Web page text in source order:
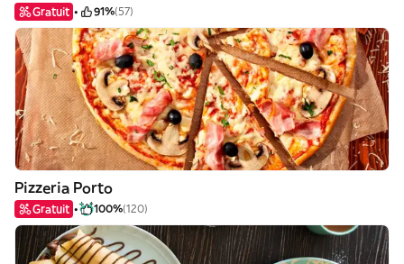
Gratuit 91%(57)
Pizzeria Porto
Gratuit 100%(120)